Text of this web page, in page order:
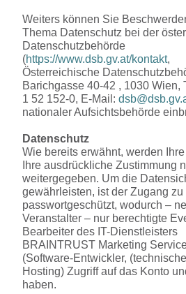
Weiters können Sie
Thema Datenschutz bei der
Datenschutzbehörde
(https://www.dsb.gv.at/kontakt,
Österreichische
Barichgasse 40-42 , 1030 Wien,
1 52 152-0, E-Mail:
nationaler Aufsichtsbehörde
Datenschutz
Wie bereits erwähnt, werden
Ihre ausdrückliche Zustimmung
weitergegeben. Um die
gewährleisten, ist der Zugang zu
passwortgeschützt, wodurch –
Veranstalter – nur berechtigte
Bearbeiter des IT-Dienstleisters
BRAINTRUST Marketing
(Software-Entwickler,
Hosting) Zugriff auf das Konto
haben.